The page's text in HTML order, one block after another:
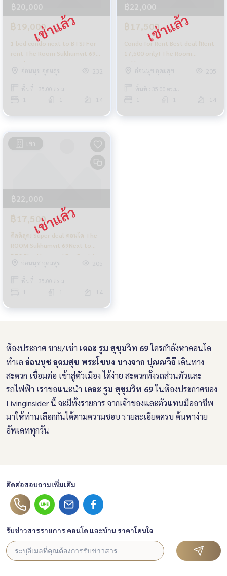
฿20,000
฿19,000
1 bed condo next to BTS! For
rent The Room Sukhumvit 69
Condominium 🔥 BTS
Phrakhanong❗️
อ่อนนุช อุดมสุข
พื้นที่ : 35.00 ตร.ม.
14
฿22,000
฿17,500
Condo for Rent Best deal ❗️Rent
17,500 only! The Room
Sukhumvit 69
อ่อนนุช อุดมสุข
205
พื้นที่ : 35.00 ตร.ม.
14
เช่า
฿22,000
฿17,500
ดีลดีสุด! Super deal คอนโด The
ROOM Sukhumvit 69Next to
BTS Phrakhanong! For Rent !
อ่อนนุช อุดมสุข
205
พื้นที่ : 35.00 ตร.ม.
14
ห้องประกาศ ขาย/เช่า เดอะ รูม สุขุมวิท 69ใครกำลังหาคอนโด
ทำเล อ่อนนุช อุดมสุข พระโขนง บางจาก ปุณณวิถี เดินทาง
สะดวก เชื่อมต่อ เข้าสู่ตัวเมือง ได้ง่าย สะดวกทั้งรถส่วนตัวและ
รถไฟฟ้า เราขอแนะนำ เดอะ รูม สุขุมวิท 69ในห้องประกาศของ
Livinginsider นี้ จะมีทั้งรายการ จากเจ้าของและตัวแทนมืออาชีพ
มาให้ท่านเลือกกันได้ตามความชอบ รายละเอียดครบ ค้นหาง่าย
อัพเดททุกวัน
ติดต่อสอบถามเพิ่มเติม
รับข่าวสารรายการ คอนโด และบ้าน ราคาโดนใจ